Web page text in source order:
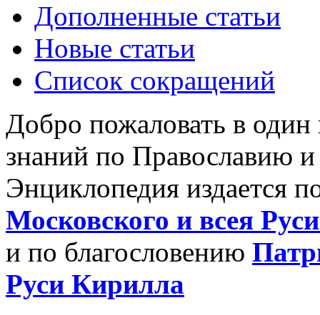
Дополненные статьи
Новые статьи
Список сокращений
Добро пожаловать в
знаний по Православию
Энциклопедия издается
Московского и всея
и по благословению
Руси Кирилла